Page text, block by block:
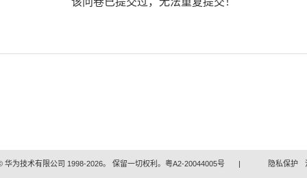
华为技术有限公司 1998-2026。 保留一切权利。粤A2-20044005号 | 隐私保护